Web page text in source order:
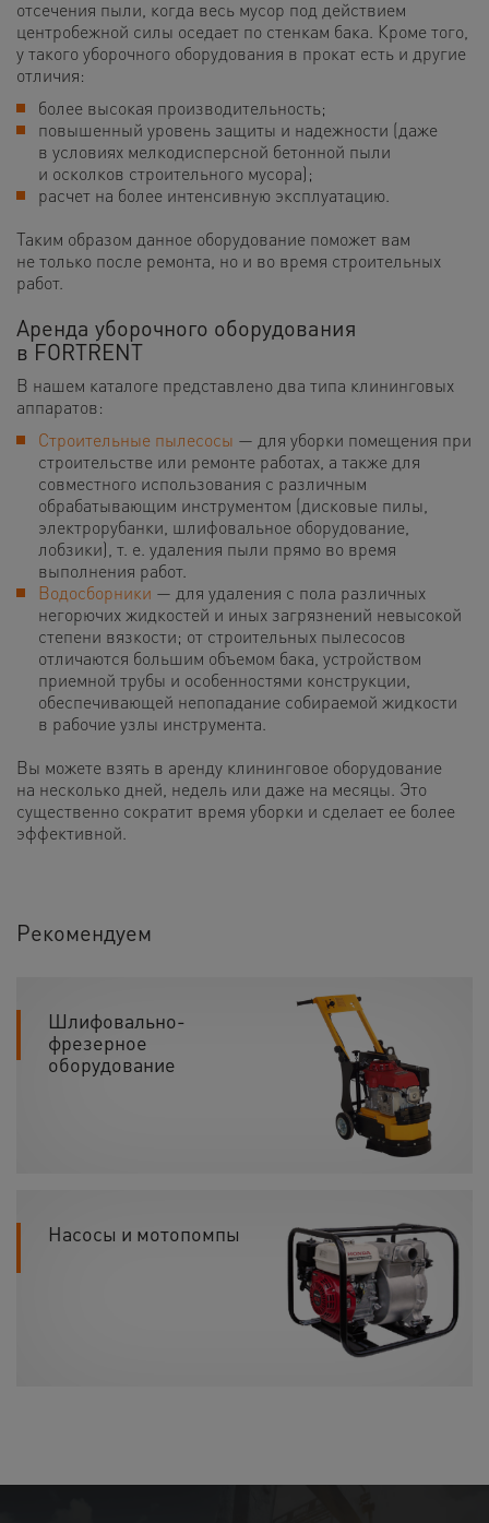
отсечения пыли, когда весь мусор под действием
центробежной силы оседает по стенкам бака. Кроме того,
у такого уборочного оборудования в прокат есть и другие
отличия:
более высокая производительность;
повышенный уровень защиты и надежности (даже
в условиях мелкодисперсной бетонной пыли
и осколков строительного мусора);
расчет на более интенсивную эксплуатацию.
Таким образом данное оборудование поможет вам
не только после ремонта, но и во время строительных
работ.
Аренда уборочного оборудования
в FORTRENT
В нашем каталоге представлено два типа клининговых
аппаратов:
Строительные пылесосы — для уборки помещения при
строительстве или ремонте работах, а также для
совместного использования с различным
обрабатывающим инструментом (дисковые пилы,
электрорубанки, шлифовальное оборудование,
лобзики), т. е. удаления пыли прямо во время
выполнения работ.
Водосборники — для удаления с пола различных
негорючих жидкостей и иных загрязнений невысокой
степени вязкости; от строительных пылесосов
отличаются большим объемом бака, устройством
приемной трубы и особенностями конструкции,
обеспечивающей непопадание собираемой жидкости
в рабочие узлы инструмента.
Вы можете взять в аренду клининговое оборудование
на несколько дней, недель или даже на месяцы. Это
существенно сократит время уборки и сделает ее более
эффективной.
Рекомендуем
Шлифовально-
фрезерное
оборудование
Насосы и мотопомпы